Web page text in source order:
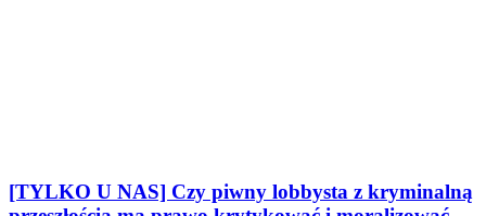
[TYLKO U NAS] Czy piwny lobbysta z kryminalną